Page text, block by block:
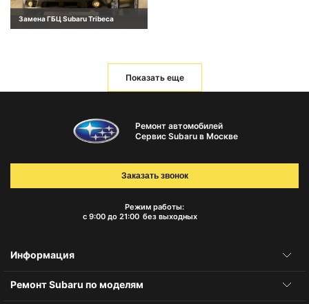
Замена ГБЦ Subaru Tribeca
Показать еще
Ремонт автомобилей
Сервис Subaru в Москве
Режим работы:
с 9:00 до 21:00 без выходных
Заказать звонок
Информация
Ремонт Subaru по моделям